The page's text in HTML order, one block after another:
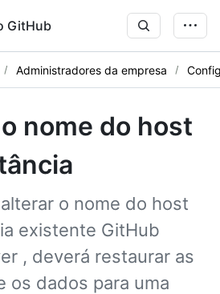
GitHub
Administradores da empresa
nome do host
o nome do host
existente GitHub
, deverá restaurar as
os dados para uma